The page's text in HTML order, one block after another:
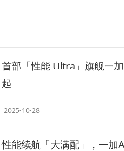
首部「性能 Ultra」旗舰一
起
2025-10-28
性能续航「大满配」，一加